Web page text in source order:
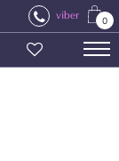
viber 0